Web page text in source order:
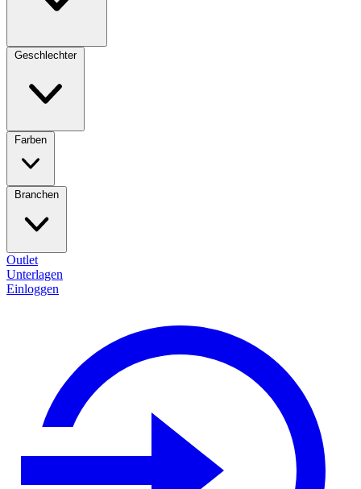
Geschlechter
Farben
Branchen
Outlet
Unterlagen
Einloggen